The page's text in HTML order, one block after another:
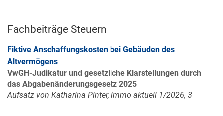
Fachbeiträge Steuern
Fiktive Anschaffungskosten bei Gebäuden des
Altvermögens
VwGH-Judikatur und gesetzliche Klarstellungen durch
das Abgabenänderungsgesetz 2025
Aufsatz von Katharina Pinter, immo aktuell 1/2026, 3